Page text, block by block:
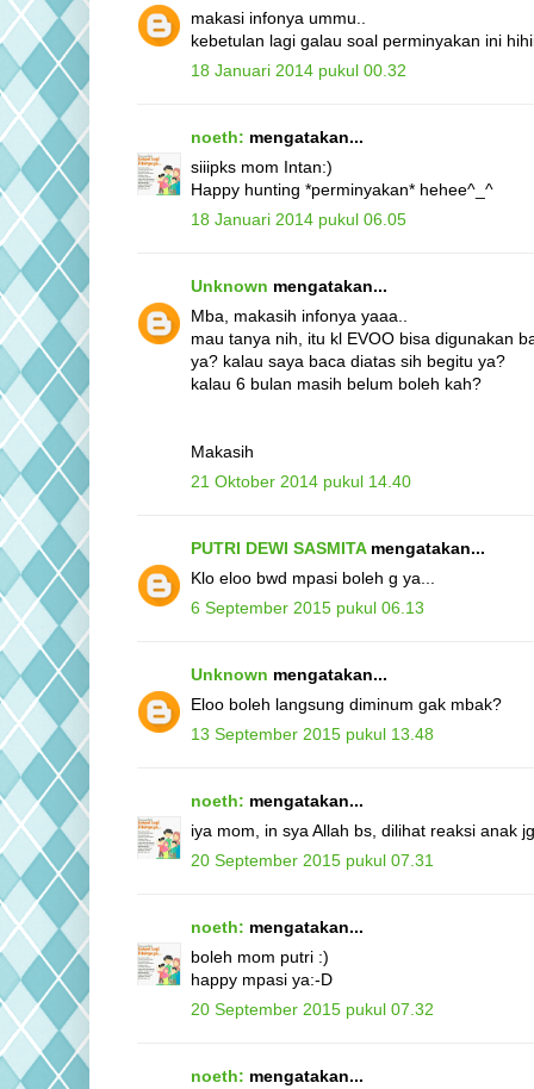
makasi infonya ummu..
kebetulan lagi galau soal perminyakan ini
18 Januari 2014 pukul 00.32
noeth: mengatakan...
siiipks mom Intan:)
Happy hunting *perminyakan* hehee^_^
18 Januari 2014 pukul 06.05
Unknown mengatakan...
Mba, makasih infonya yaaa..
mau tanya nih, itu kl EVOO bisa digunakan
ya? kalau saya baca diatas sih begitu ya?
kalau 6 bulan masih belum boleh kah?
Makasih
21 Oktober 2014 pukul 14.40
PUTRI DEWI SASMITAmengatakan...
Klo eloo bwd mpasi boleh g ya...
6 September 2015 pukul 06.13
Unknown mengatakan...
Eloo boleh langsung diminum gak mbak?
13 September 2015 pukul 13.48
noeth: mengatakan...
iya mom, in sya Allah bs, dilihat reaksi anak
20 September 2015 pukul 07.31
noeth: mengatakan...
boleh mom putri :)
happy mpasi ya:-D
20 September 2015 pukul 07.32
noeth: mengatakan...